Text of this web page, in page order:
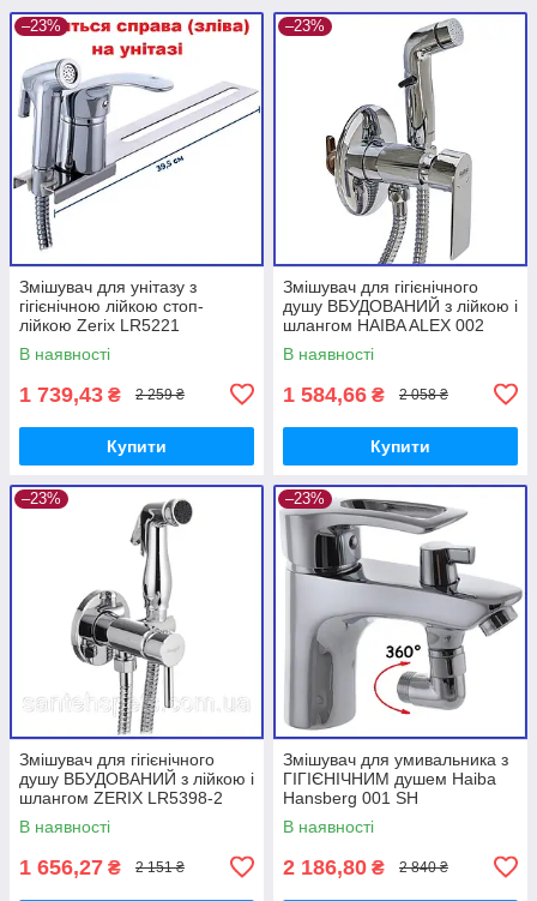
–23%
Змішувач для унітазу з
гігієнічною лійкою стоп-
лійкою Zerix LR5221
В наявності
1 739,43 ₴ 2 259 ₴
Купити
–23%
Змішувач для гігієнічного
душу ВБУДОВАНИЙ з лійкою і
шлангом HAIBA ALEX 002
INNER (HB3978)
В наявності
1 584,66 ₴ 2 058 ₴
Купити
–23%
Змішувач для гігієнічного
душу ВБУДОВАНИЙ з лійкою і
шлангом ZERIX LR5398-2
(LL1461)
В наявності
1 656,27 ₴ 2 151 ₴
–23%
Змішувач для умивальника з
ГІГІЄНІЧНИМ душем Haiba
Hansberg 001 SH
В наявності
2 186,80 ₴ 2 840 ₴